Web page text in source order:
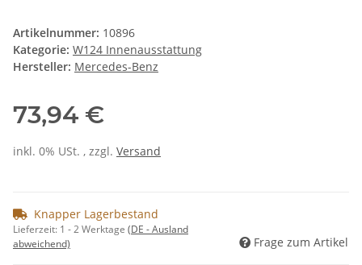
Artikelnummer: 10896
Kategorie: W124 Innenausstattung
Hersteller: Mercedes-Benz
73,94 €
inkl. 0% USt. , zzgl. Versand
Knapper Lagerbestand
Lieferzeit: 1 - 2 Werktage (DE - Ausland
abweichend)
Frage zum Artikel